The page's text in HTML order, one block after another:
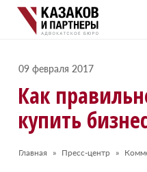
09 февраля 2017
Как
купить
Главная Пресс-центр